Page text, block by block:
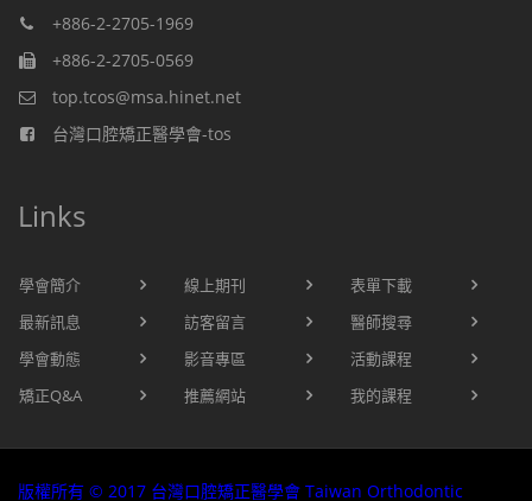
+886-2-2705-1969
+886-2-2705-0569
top.tcos@msa.hinet.net
台灣口腔矯正醫學會-tos
Links
學會簡介
最新訊息
學會動態
矯正Q&A
線上期刊
訪客留言
影音專區
推薦網站
表單下載
醫師搜尋
活動課程
我的課程
版權所有 © 2017 台灣口腔矯正醫學會 Taiwan Orthodontic